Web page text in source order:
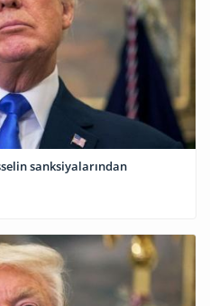
sanksiyalarından